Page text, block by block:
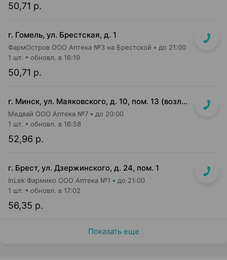
50,71 р.
г. Гомель, ул. Брестская, д. 1
ФармОстров ООО Аптека №3 на Брестской до 21:00
50,71 р.
1 шт. обновл. в 16:19
г. Минск, ул. Маяковского, д. 10, пом. 13 (возле Пиццы Мании)
Медвай ООО Аптека №7 до 20:00
52,96 р.
1 шт. обновл. в 16:58
г. Брест, ул. Дзержинского, д. 24, пом. 1
InLek Фармико ООО Аптека №1 до 21:00
56,35 р.
1 шт. обновл. в 17:02
Показать еще